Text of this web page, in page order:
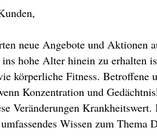
neue Angebote und Aktionen
hohe Alter hinein zu erhalten
körperliche Fitness. Betroffene
Konzentration und
Veränderungen Krankheitswert.
Wissen zum Thema